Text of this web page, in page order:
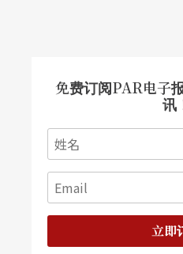
免费订阅PAR电子
讯
立即